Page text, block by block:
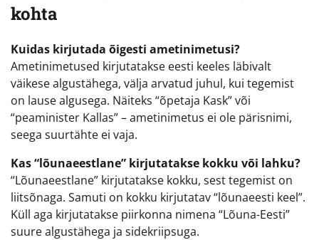
kohta
Kuidas kirjutada õigesti ametinimetusi?
Ametinimetused kirjutatakse eesti keeles läbivalt
väikese algustähega, välja arvatud juhul, kui tegemist
on lause algusega. Näiteks “õpetaja Kask” või
“peaminister Kallas” – ametinimetus ei ole pärisnimi,
seega suurtähte ei vaja.
Kas “lõunaeestlane” kirjutatakse kokku või lahku?
“Lõunaeestlane” kirjutatakse kokku, sest tegemist on
liitsõnaga. Samuti on kokku kirjutatav “lõunaeesti keel”.
Küll aga kirjutatakse piirkonna nimena “Lõuna-Eesti”
suure algustähega ja sidekriipsuga.